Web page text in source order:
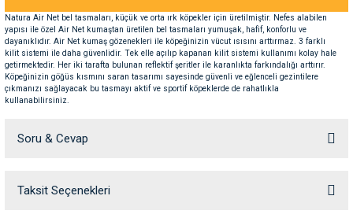
Su Kabları
Seyahat Ürünleri
Natura Air Net bel tasmaları, küçük ve orta ırk köpekler için üretilmiştir. Nefes alabilen
yapısı ile özel Air Net kumaştan üretilen bel tasmaları yumuşak, hafif, konforlu ve
dayanıklıdır. Air Net kumaş gözenekleri ile köpeğinizin vücut ısısını arttırmaz. 3 farklı
kilit sistemi ile daha güvenlidir. Tek elle açılıp kapanan kilit sistemi kullanımı kolay hale
getirmektedir. Her iki tarafta bulunan reflektif şeritler ile karanlıkta farkındalığı arttırır.
Köpeğinizin göğüs kısmını saran tasarımı sayesinde güvenli ve eğlenceli gezintilere
çıkmanızı sağlayacak bu tasmayı aktif ve sportif köpeklerde de rahatlıkla
kullanabilirsiniz.
Soru & Cevap
Ürün hakkında henüz soru sorulmamış.
Taksit Seçenekleri